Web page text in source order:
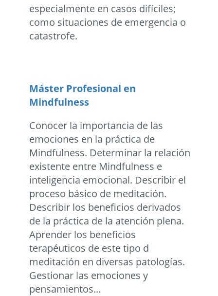
especialmente en casos difíciles;
como situaciones de emergencia o
catastrofe.
Máster Profesional en
Mindfulness
Conocer la importancia de las
emociones en la práctica de
Mindfulness. Determinar la relación
existente entre Mindfulness e
inteligencia emocional. Describir el
proceso básico de meditación.
Describir los beneficios derivados
de la práctica de la atención plena.
Aprender los beneficios
terapéuticos de este tipo d
meditación en diversas patologías.
Gestionar las emociones y
pensamientos...